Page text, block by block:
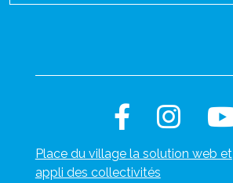
Place du village la solution web et
appli des collectivités